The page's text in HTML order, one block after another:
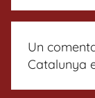
Un
Catalunya